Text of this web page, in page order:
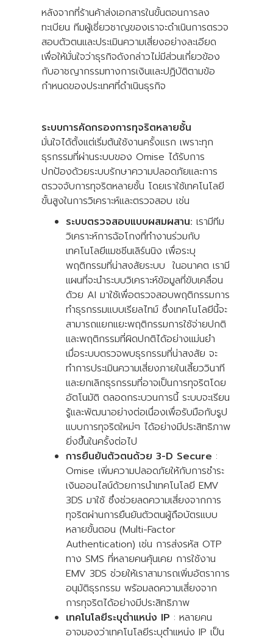
หลังจากที่ร้านค้าส่งเอกสารในขั้นตอนการลง
ทะเบียน ทีมผู้เชี่ยวชาญของเราจะดำเนินการตรวจ
สอบตัวตนและประเมินความเสี่ยงอย่างละเอียด
เพื่อให้มั่นใจว่าธุรกิจดังกล่าวไม่มีส่วนเกี่ยวข้อง
กับอาชญากรรมทางการเงินและปฏิบัติตามข้อ
กำหนดของประเทศที่ดำเนินธุรกิจ
ระบบการคัดกรองการทุจริตหลายชั้น
มั่นใจได้ตั้งแต่เริ่มต้นใช้งานครั้งแรก เพราะทุก
ธุรกรรมที่ผ่านระบบของ Omise ได้รับการ
ปกป้องด้วยระบบรักษาความปลอดภัยและการ
ตรวจจับการทุจริตหลายชั้น โดยเราใช้เทคโนโลยี
ขั้นสูงในการวิเคราะห์และตรวจสอบ เช่น
ระบบตรวจสอบแบบผสมผสาน: เรามีทีม
วิเคราะห์การฉ้อโกงที่ทำงานร่วมกับ
เทคโนโลยีแมชชีนเลิร์นนิง เพื่อระบุ
พฤติกรรมที่น่าสงสัยระบบ ในอนาคต เรามี
แผนที่จะนำระบบวิเคราะห์ข้อมูลที่ขับเคลื่อน
ด้วย AI มาใช้เพื่อตรวจสอบพฤติกรรมการ
ทำธุรกรรมแบบเรียลไทม์ ซึ่งเทคโนโลยีนี้จะ
สามารถแยกแยะพฤติกรรมการใช้จ่ายปกติ
และพฤติกรรมที่ผิดปกติได้อย่างแม่นยำ
เมื่อระบบตรวจพบธุรกรรมที่น่าสงสัย จะ
ทำการประเมินความเสี่ยงภายในเสี้ยววินาที
และยกเลิกธุรกรรมที่อาจเป็นการทุจริตโดย
อัตโนมัติ ตลอดกระบวนการนี้ ระบบจะเรียน
รู้และพัฒนาอย่างต่อเนื่องเพื่อรับมือกับรูป
แบบการทุจริตใหม่ๆ ได้อย่างมีประสิทธิภาพ
ยิ่งขึ้นในครั้งต่อไป
การยืนยันตัวตนด้วย 3-D Secure :
Omise เพิ่มความปลอดภัยให้กับการชำระ
เงินออนไลน์ด้วยการนำเทคโนโลยี EMV
3DS มาใช้ ซึ่งช่วยลดความเสี่ยงจากการ
ทุจริตผ่านการยืนยันตัวตนผู้ถือบัตรแบบ
หลายขั้นตอน (Multi-Factor
Authentication) เช่น การส่งรหัส OTP
ทาง SMS ที่หลายคนคุ้นเคย การใช้งาน
EMV 3DS ช่วยให้เราสามารถเพิ่มอัตราการ
อนุมัติธุรกรรม พร้อมลดความเสี่ยงจาก
การทุจริตได้อย่างมีประสิทธิภาพ
เทคโนโลยีระบุตำแหน่ง IP : หลายคน
อาจมองว่าเทคโนโลยีระบุตำแหน่ง IP เป็น